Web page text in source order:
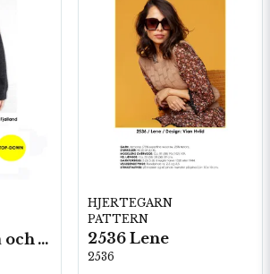
2607-Armonia och Alpaca 400
HJERTEGARN
PATTERN
2536 Lene
2536